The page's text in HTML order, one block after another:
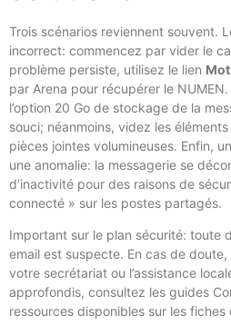
Trois scénarios reviennent souvent.
incorrect: commencez par vider le
problème persiste, utilisez le lien
par Arena pour récupérer le
l’option 20 Go de stockage de la
souci; néanmoins, videz les
pièces jointes volumineuses. Enfin,
une anomalie: la messagerie se
d’inactivité pour des raisons de
connecté » sur les postes partagés.
Important sur le plan sécurité: toute
email est suspecte. En cas de
votre secrétariat ou l’assistance
approfondis, consultez les guides
ressources disponibles sur les